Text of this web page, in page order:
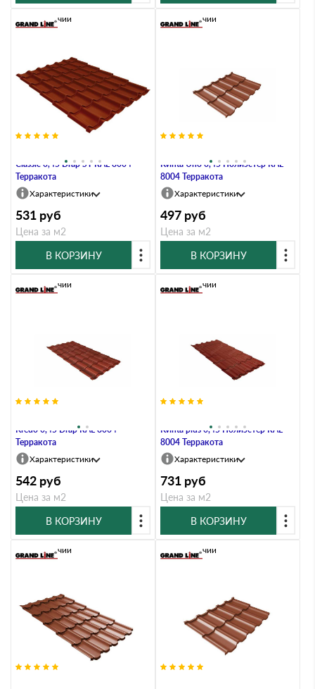
Classic 0,45 Drap ST RAL 8004
Терракота
В наличии
Характеристики
531 руб
Цена за м2
В КОРЗИНУ
Kvinta Uno 0,45 Полиэстер RAL
8004 Терракота
В наличии
Характеристики
497 руб
Цена за м2
В КОРЗИНУ
Kredo 0,45 Drap RAL 8004
Терракота
В наличии
Характеристики
542 руб
Цена за м2
В КОРЗИНУ
Kvinta plus 0,45 Полиэстер RAL
8004 Терракота
В наличии
Характеристики
731 руб
Цена за м2
В КОРЗИНУ
В наличии В наличии